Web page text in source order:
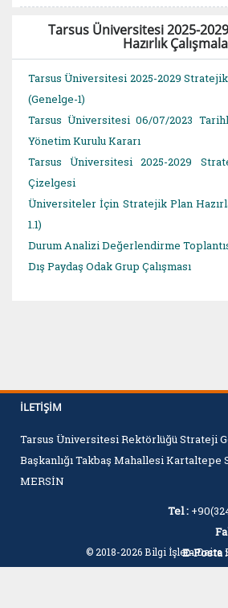
Tarsus Üniversitesi 2025-
Hazırlık
Tarsus Üniversitesi 2025-2029
(Genelge-1)
Tarsus Üniversitesi 06/07/2023
Yönetim Kurulu Kararı
Tarsus Üniversitesi 2025-2029
Çizelgesi
Üniversiteler İçin Stratejik Plan
1.1)
Durum Analizi Değerlendirme
Dış Paydaş Odak Grup Çalışması
İLETIŞIM
Tarsus Üniversitesi Rektörlüğü Strateji
Başkanlığı Takbaş Mahallesi Kartaltepe
MERSİN
Tel :
E-Posta
© 2018-2026 Bilgi İşlem Daire